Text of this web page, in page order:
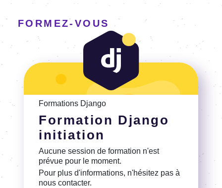
FORMEZ-VOUS
Formations Django
Formation Django
initiation
Aucune session de formation n'est
prévue pour le moment.
Pour plus d'informations, n'hésitez pas à
nous contacter.
Voir la Formation Django initiation